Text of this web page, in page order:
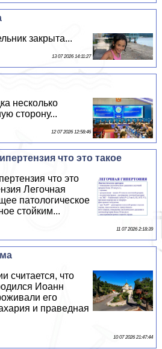
закрыта...
13 07 2026 14:11:27
несколько
сторону...
12 07 2026 12:58:46
что это такое
что это
Легочная
патологическое
стойким...
11 07 2026 2:18:39
считается, что
Иоанн
его
и праведная
10 07 2026 21:47:44